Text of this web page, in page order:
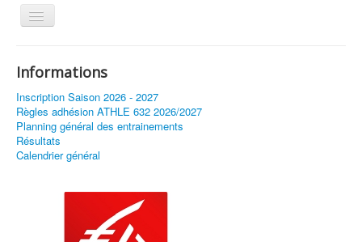
Basculer
la
Vous êtes ici :
Informations
Inscription Saison 2026 - 2027
Règles adhésion ATHLE 632 2026/2027
Planning général des entrainements
Résultats
Calendrier général